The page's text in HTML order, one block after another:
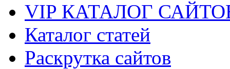
VIP КАТАЛОГ
Каталог статей
Раскрутка сайтов